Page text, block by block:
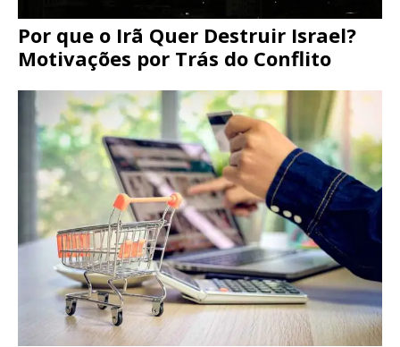
Por que o Irã Quer Destruir Israel?
Motivações por Trás do Conflito